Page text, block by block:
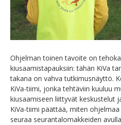
Ohjelman toinen tavoite on
kiusaamistapauksiin: tähän KiVa
takana on vahva tutkimusnäyttö.
KiVa-tiimi, jonka tehtäviin kuuluu
kiusaamiseen liittyvät keskustelut
KiVa-tiimi päättää, miten
seuraa seurantalomakkeiden